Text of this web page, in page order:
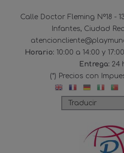
Calle Doctor Fleming Nº18 -
Infantes, Ciudad
Horario: 10:00 a 14:00 y
Entrega: 24
(*) Precios con